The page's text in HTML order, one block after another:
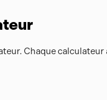
Chaque